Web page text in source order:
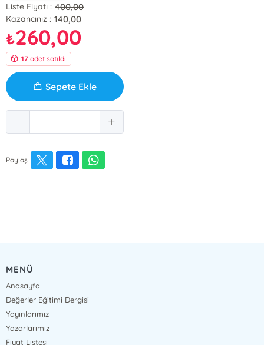
Liste Fiyatı : 400,00
Kazancınız : 140,00
₺260,00
17 adet satıldı
Sepete Ekle
Paylaş
MENÜ
Anasayfa
Değerler Eğitimi Dergisi
Yayınlarımız
Yazarlarımız
Fiyat Listesi